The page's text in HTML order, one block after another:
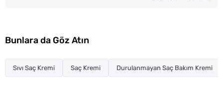
Bunlara da Göz Atın
Sıvı Saç Kremi Saç Kremi Durulanmayan Saç Bakım Kremi